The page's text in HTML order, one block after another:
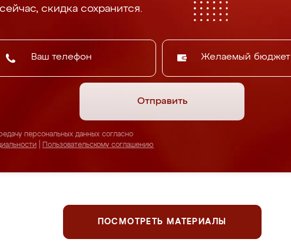
скидка сохранится.
Желаемый бюджет
Отправить
персональных данных согласно
Пользовательскому соглашению
ПОСМОТРЕТЬ МАТЕРИАЛЫ